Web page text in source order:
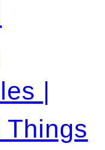
|
Things